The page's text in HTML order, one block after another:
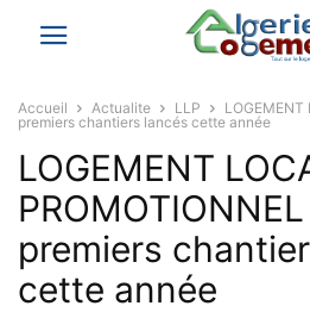
Accueil Actualite LLP
LOGEMENT
premiers chantiers lancés cette année
LOGEMENT
premiers
cette année